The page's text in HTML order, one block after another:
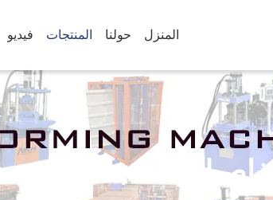
المنزل حولنا المنتجات فيديو
تفاصيل المنتجات